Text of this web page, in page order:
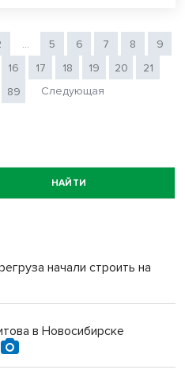
... 5 6 7 8
9
16 17 18 19 20
21
89 Следующая
НАЙТИ
начали строить на
в Новосибирске